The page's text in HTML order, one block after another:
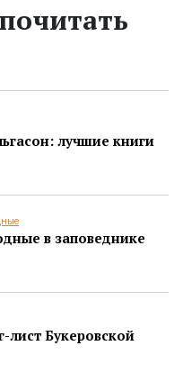
лучшие книги
в заповеднике
лист Букеровской